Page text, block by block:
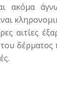
ακόμα
αιτίες
δέρματος